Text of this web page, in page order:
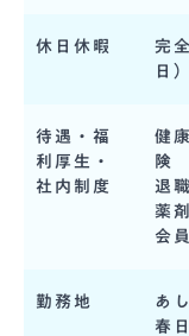
休日休暇
完
日）
待遇・福
利厚生・
社内制度
健
険
退
薬
会
勤務地
あ
春